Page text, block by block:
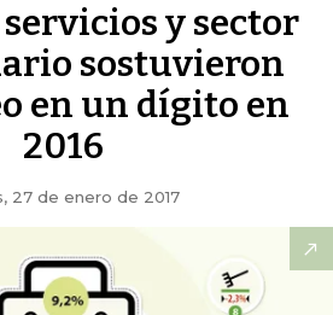
y sector
sostuvieron
en un dígito en
2016
27 de enero de 2017